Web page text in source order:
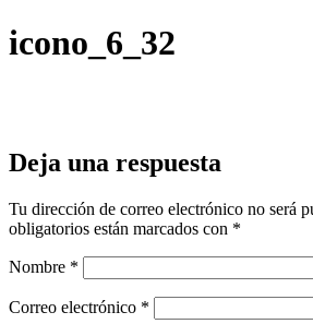
icono_6_32
Deja una respuesta
Tu dirección de correo electrónico no será
obligatorios están marcados con *
Nombre *
Correo electrónico *